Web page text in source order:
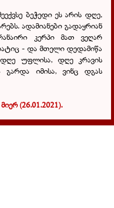
ბეჭედი ეს არის დღე,
ადამიანები გადაყრიან
კერპი მათ ვეღარ
- და მთელი დედამიწა
დღე უფლისა, დღე კრავის
გარდა იმისა, ვინც დგას
(26.01.2021).